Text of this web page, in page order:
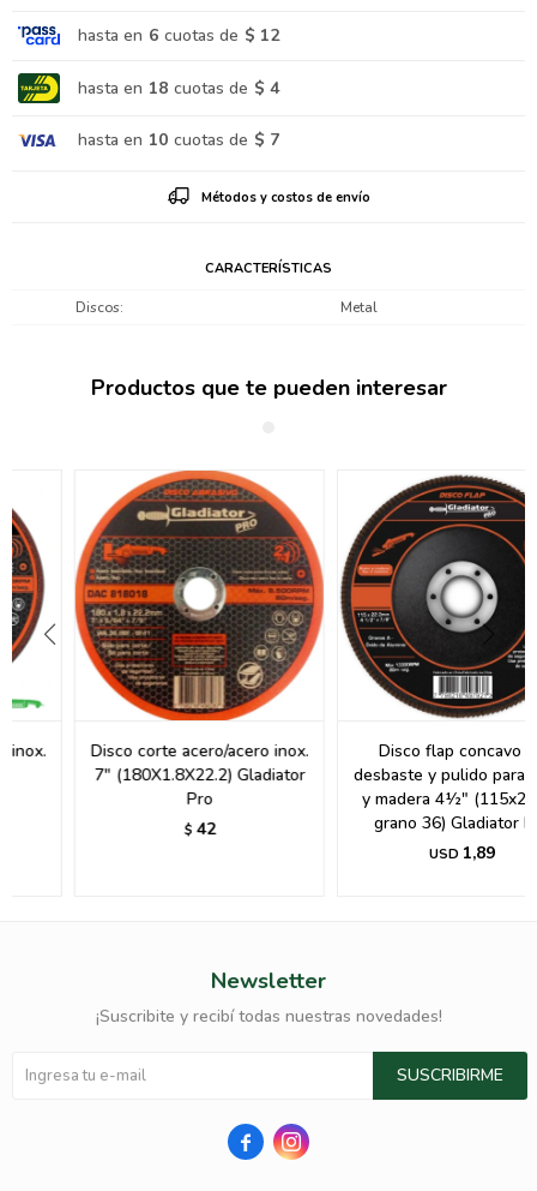
hasta en 6 cuotas de $ 12
hasta en 18 cuotas de $ 4
hasta en 10 cuotas de $ 7
Métodos y costos de envío
CARACTERÍSTICAS
Discos Metal
Productos que te pueden interesar
Disco corte acero/acero inox.
7" (180X1.8X22.2) Gladiator
Disco flap concavo de
desbaste y pulido para acero
y madera 4½" (115x22mm
grano 36) Gladiator Pro
Newsletter
¡Suscribite y recibí todas nuestras novedades!
SUSCRIBIRME
 